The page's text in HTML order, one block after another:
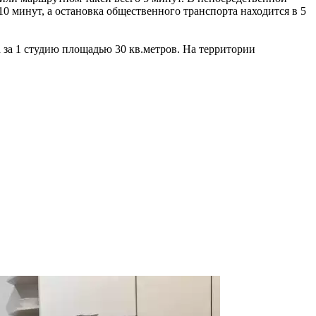
а остановка общественного транспорта находится в 5
1 студию площадью 30 кв.метров. На территории